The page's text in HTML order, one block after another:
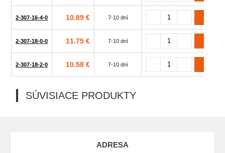
2-307-16-4-0 10.89 € 7-10 dní
2-307-18-0-0 11.75 € 7-10 dní
2-307-18-2-0 10.58 € 7-10 dní
SÚVISIACE PRODUKTY
ADRESA